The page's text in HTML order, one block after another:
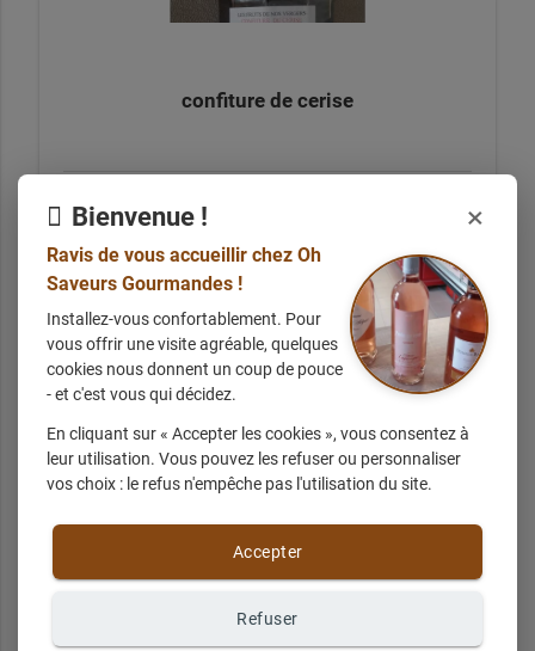
confiture de cerise
+ d'infos sur demande
confiture de fraises
+ d'infos sur demande
Bienvenue ! ×
Ravis de vous accueillir chez Oh
Saveurs Gourmandes !
Installez-vous confortablement. Pour
vous offrir une visite agréable, quelques
cookies nous donnent un coup de pouce
- et c'est vous qui décidez.
En cliquant sur « Accepter les cookies », vous consentez à
leur utilisation. Vous pouvez les refuser ou personnaliser
vos choix : le refus n'empêche pas l'utilisation du site.
Accepter
Refuser